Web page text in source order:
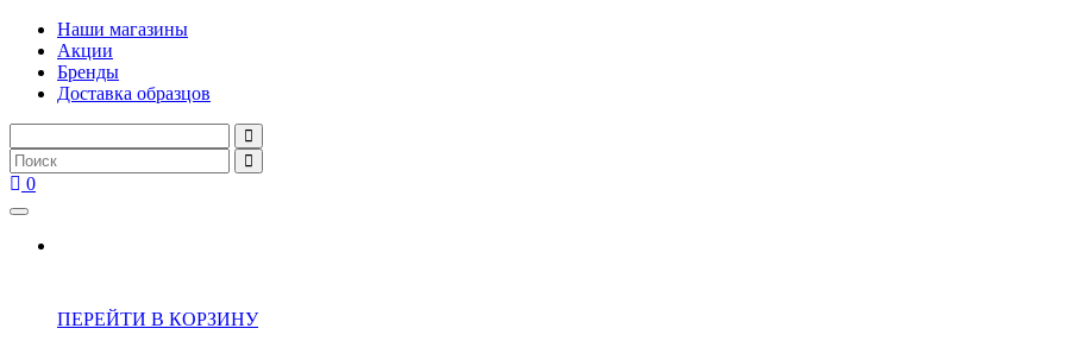
Наши магазины
Акции
Бренды
Доставка образцов
0
ПЕРЕЙТИ В КОРЗИНУ